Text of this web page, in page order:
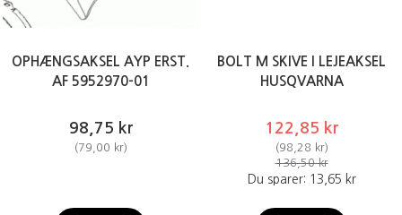
OPHÆNGSAKSEL AYP ERST.
AF 5952970-01
98,75 kr
(79,00 kr)
BOLT M SKIVE I LEJEAKSEL
HUSQVARNA
122,85 kr
(98,28 kr)
136,50 kr
Du sparer: 13,65 kr